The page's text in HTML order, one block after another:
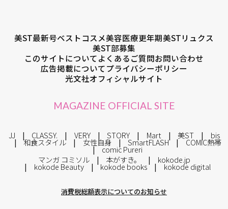
美ST最新号ベストコスメ美容医療更年期美STリュクス
美ST部募集
このサイトについてよくあるご質問お問い合わせ
広告掲載についてプライバシーポリシー
光文社オフィシャルサイト
MAGAZINE OFFICIAL SITE
JJ CLASSY. VERY STORY Mart 美ST bis
和食スタイル 女性自身 SmartFLASH COMIC熱帯
comic Pureri
マンガ コミソル
本がすき。 kokode.jp
kokode Beauty kokode books kokode digital
消費税総額表示についてのお知らせ